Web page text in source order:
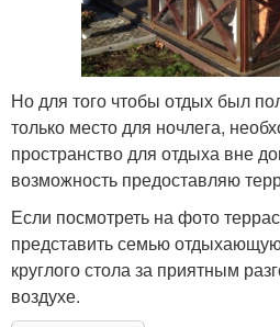
Но для того чтобы отдых был
только место для ночлега,
пространство для отдыха вне
возможность предоставляю
Если посмотреть на фото
представить семью
круглого стола за приятным
воздухе.